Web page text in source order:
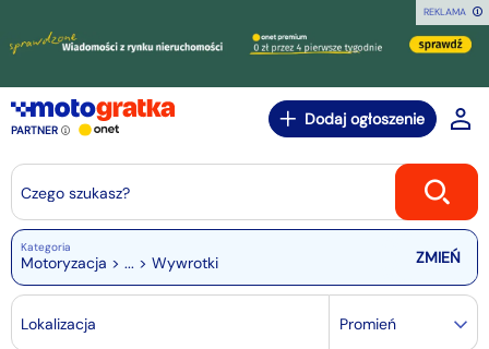
REKLAMA
PARTNER
Dodaj ogłoszenie
Czego szukasz?
Kategoria
Motoryzacja > ... > Wywrotki
Lokalizacja Promień